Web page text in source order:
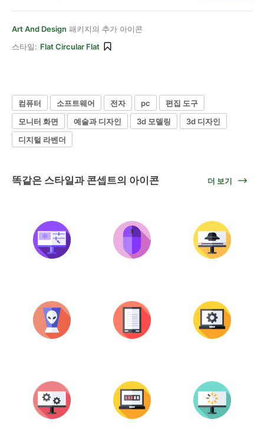
Art And Design 패키지의 추가 아이콘
스타일: Flat Circular Flat
컴퓨터 소프트웨어 전자 pc
편집 도구
모니터 화면
예술과 디자인 3d 모델링
3d 디자인
디지털 라벤더
똑같은 스타일과 콘셉트의 아이콘 더 보기